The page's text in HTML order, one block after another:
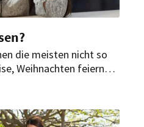
die meisten nicht so
Weihnachten feiern